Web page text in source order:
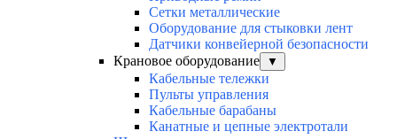
Сетки металлические
Оборудование для стыковки лент
Датчики конвейерной безопасности
Крановое оборудование
▼
Кабельные тележки
Пульты управления
Кабельные барабаны
Канатные и цепные электротали